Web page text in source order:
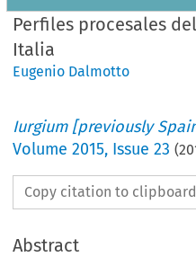
Perfiles procesales
Italia
Eugenio Dalmotto
Iurgium [previously
Volume2015, Issue 23 (
Copy citation to clipboard
Abstract